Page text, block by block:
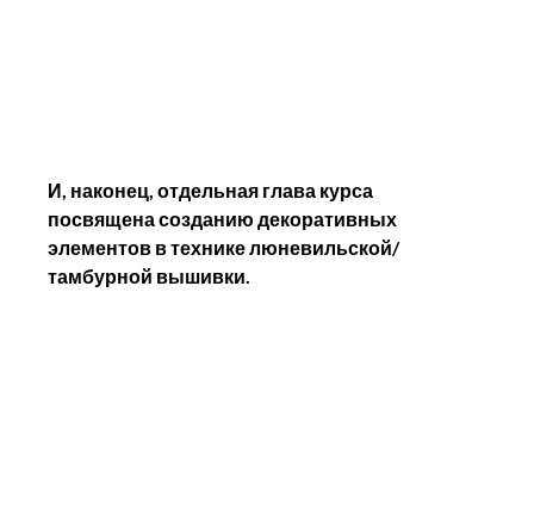
И, наконец, отдельная глава курса
посвящена созданию декоративных
элементов в технике люневильской/
тамбурной вышивки.